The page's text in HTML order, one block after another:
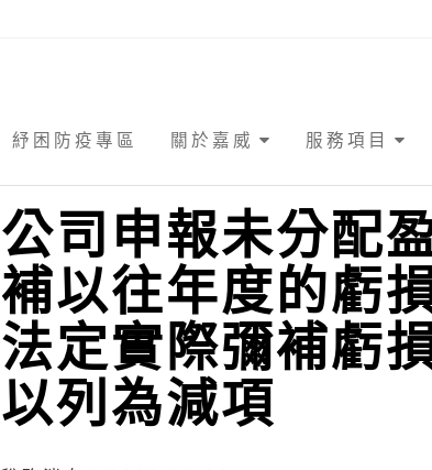
紓困防疫專區 關於嘉威 服務項目
公司申報未分配
補以往年度的虧
法定實際彌補虧
以列為減項